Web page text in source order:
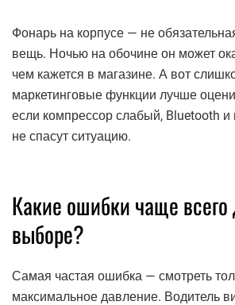
Фонарь на корпусе — не
вещь. Ночью на обочине он может
чем кажется в магазине. А вот
маркетинговые функции лучше
если компрессор слабый, Bluetooth и
не спасут ситуацию.
Какие ошибки чаще
выборе?
Самая частая ошибка — смотреть
максимальное давление. Водитель